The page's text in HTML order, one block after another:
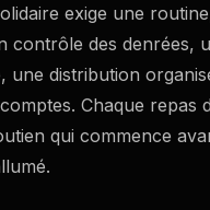
exige une
contrôle des denrées,
une distribution
Chaque repas
qui commence